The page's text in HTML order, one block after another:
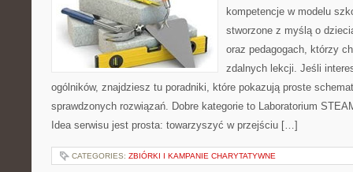
kompetencje w modelu
stworzone z myślą o
oraz pedagogach, którzy
zdalnych lekcji. Jeśli
ogólników, znajdziesz tu poradniki, które pokazują proste
sprawdzonych rozwiązań. Dobre kategorie to Laboratorium
Idea serwisu jest prosta: towarzyszyć w przejściu […]
CATEGORIES: ZBIÓRKI I KAMPANIE CHARYTATYWNE